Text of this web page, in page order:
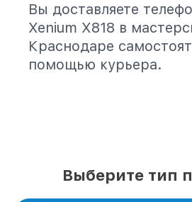
Вы доставляете
Xenium X818 в
Краснодаре
помощью курьера.
Выберите тип